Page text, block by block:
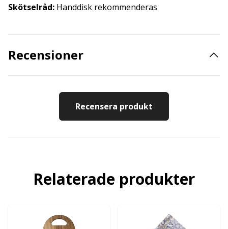
Skötselråd: Handdisk rekommenderas
Recensioner
Recensera produkt
Relaterade produkter